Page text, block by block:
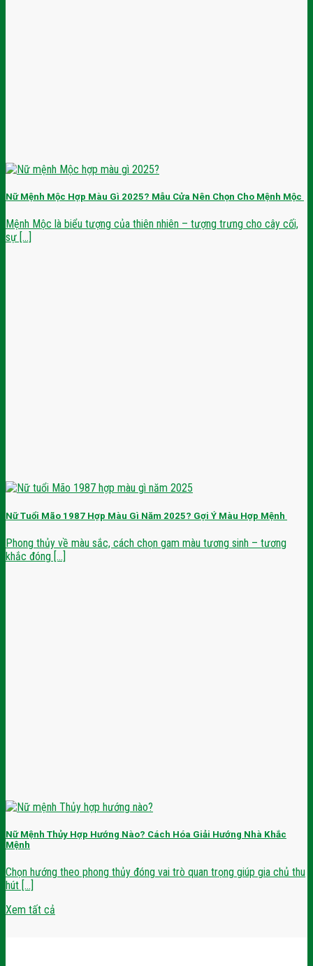
Nữ Mệnh Mộc Hợp Màu Gì 2025? Mẫu Cửa Nên Chọn Cho Mệnh Mộc
Mệnh Mộc là biểu tượng của thiên nhiên – tượng trưng cho cây cối,
sự [...]
Nữ Tuổi Mão 1987 Hợp Màu Gì Năm 2025? Gợi Ý Màu Hợp Mệnh
Phong thủy về màu sắc, cách chọn gam màu tương sinh – tương
khắc đóng [...]
Nữ Mệnh Thủy Hợp Hướng Nào? Cách Hóa Giải Hướng Nhà Khắc
Mệnh
Chọn hướng theo phong thủy đóng vai trò quan trọng giúp gia chủ thu
hút [...]
Xem tất cả